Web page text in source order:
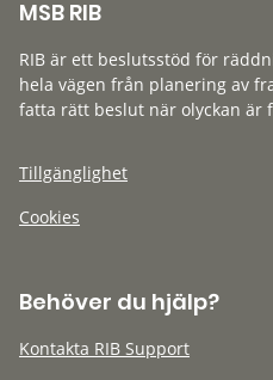
MSB RIB
RIB är ett beslutsstöd för
hela vägen från planering av
fatta rätt beslut när olyckan är
Tillgänglighet
Cookies
Behöver du hjälp?
Kontakta RIB Support